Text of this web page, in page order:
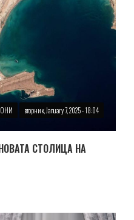
вторник, January 7, 2025 - 18:04
СТОЛИЦА НА